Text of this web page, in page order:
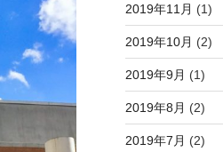
2019年11月 (1)
2019年10月 (2)
2019年9月 (1)
2019年8月 (2)
2019年7月 (2)